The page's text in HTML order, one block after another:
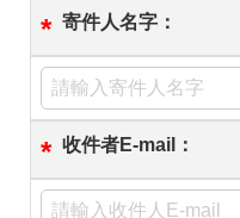
* 寄件人名字：
* 收件者E-mail：